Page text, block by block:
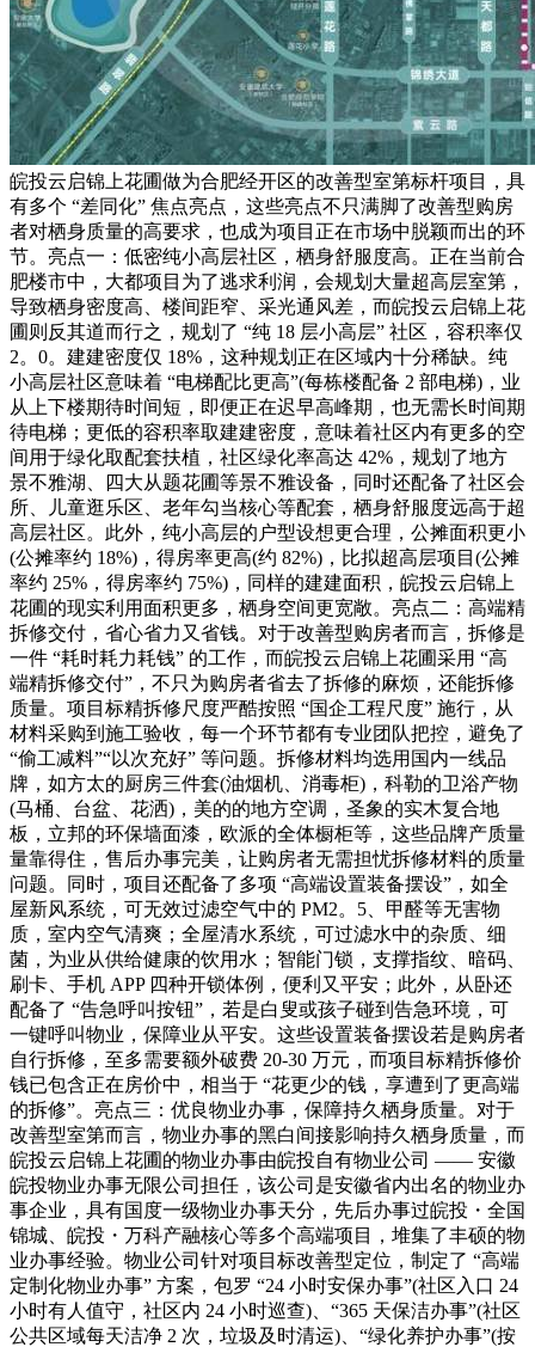
皖投云启锦上花圃做为合肥经开区的改善型室第标杆项目，具
有多个 “差同化” 焦点亮点，这些亮点不只满脚了改善型购房
者对栖身质量的高要求，也成为项目正在市场中脱颖而出的环
节。亮点一：低密纯小高层社区，栖身舒服度高。正在当前合
肥楼市中，大都项目为了逃求利润，会规划大量超高层室第，
导致栖身密度高、楼间距窄、采光通风差，而皖投云启锦上花
圃则反其道而行之，规划了 “纯 18 层小高层” 社区，容积率仅
2。0。建建密度仅 18%，这种规划正在区域内十分稀缺。纯
小高层社区意味着 “电梯配比更高”(每栋楼配备 2 部电梯)，业
从上下楼期待时间短，即便正在迟早高峰期，也无需长时间期
待电梯；更低的容积率取建建密度，意味着社区内有更多的空
间用于绿化取配套扶植，社区绿化率高达 42%，规划了地方
景不雅湖、四大从题花圃等景不雅设备，同时还配备了社区会
所、儿童逛乐区、老年勾当核心等配套，栖身舒服度远高于超
高层社区。此外，纯小高层的户型设想更合理，公摊面积更小
(公摊率约 18%)，得房率更高(约 82%)，比拟超高层项目(公摊
率约 25%，得房率约 75%)，同样的建建面积，皖投云启锦上
花圃的现实利用面积更多，栖身空间更宽敞。亮点二：高端精
拆修交付，省心省力又省钱。对于改善型购房者而言，拆修是
一件 “耗时耗力耗钱” 的工作，而皖投云启锦上花圃采用 “高
端精拆修交付”，不只为购房者省去了拆修的麻烦，还能拆修
质量。项目标精拆修尺度严酷按照 “国企工程尺度” 施行，从
材料采购到施工验收，每一个环节都有专业团队把控，避免了
“偷工减料”“以次充好” 等问题。拆修材料均选用国内一线品
牌，如方太的厨房三件套(油烟机、消毒柜)，科勒的卫浴产物
(马桶、台盆、花洒)，美的的地方空调，圣象的实木复合地
板，立邦的环保墙面漆，欧派的全体橱柜等，这些品牌产质量
量靠得住，售后办事完美，让购房者无需担忧拆修材料的质量
问题。同时，项目还配备了多项 “高端设置装备摆设”，如全
屋新风系统，可无效过滤空气中的 PM2。5、甲醛等无害物
质，室内空气清爽；全屋清水系统，可过滤水中的杂质、细
菌，为业从供给健康的饮用水；智能门锁，支撑指纹、暗码、
刷卡、手机 APP 四种开锁体例，便利又平安；此外，从卧还
配备了 “告急呼叫按钮”，若是白叟或孩子碰到告急环境，可
一键呼叫物业，保障业从平安。这些设置装备摆设若是购房者
自行拆修，至多需要额外破费 20-30 万元，而项目标精拆修价
钱已包含正在房价中，相当于 “花更少的钱，享遭到了更高端
的拆修”。亮点三：优良物业办事，保障持久栖身质量。对于
改善型室第而言，物业办事的黑白间接影响持久栖身质量，而
皖投云启锦上花圃的物业办事由皖投自有物业公司 —— 安徽
皖投物业办事无限公司担任，该公司是安徽省内出名的物业办
事企业，具有国度一级物业办事天分，先后办事过皖投・全国
锦城、皖投・万科产融核心等多个高端项目，堆集了丰硕的物
业办事经验。物业公司针对项目标改善型定位，制定了 “高端
定制化物业办事” 方案，包罗 “24 小时安保办事”(社区入口 24
小时有人值守，社区内 24 小时巡查)、“365 天保洁办事”(社区
公共区域每天洁净 2 次，垃圾及时清运)、“绿化养护办事”(按